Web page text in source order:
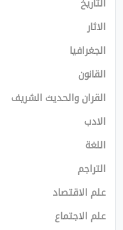
والحديث الشريف